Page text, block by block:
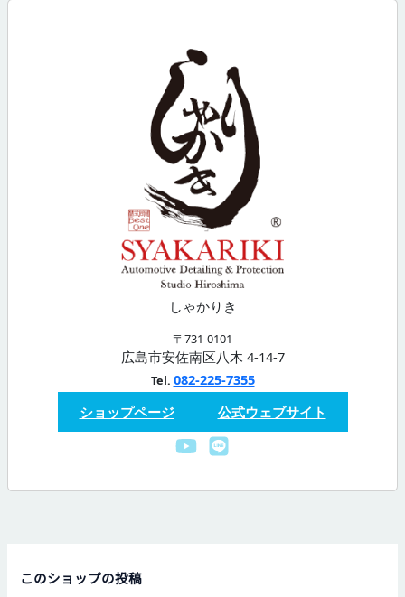
しゃかりき
〒731-0101
広島市安佐南区八木 4-14-7
Tel. 082-225-7355
ショップページ
公式ウェブサイト
このショップの投稿